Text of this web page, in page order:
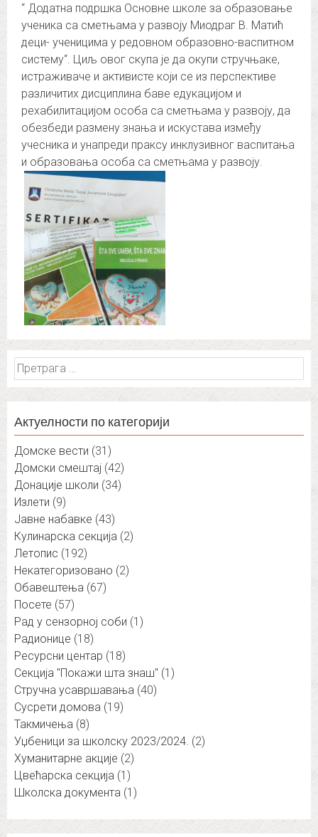
“ Додатна подршка Основне школе за образовање
ученика са сметњама у развоју Миодраг В. Матић
деци- ученицима у редовном образовно-васпитном
систему“. Циљ овог скупа је да окупи стручњаке,
истраживаче и активисте који се из перспективе
различитих дисциплина баве едукацијом и
рехабилитацијом особа са сметњама у развоју, да
обезбеди размену знања и искустава између
учесника и унапреди праксу инклузивног васпитања
и образовања особа са сметњама у развоју.
Претрага
за:
Актуелности по категорији
Домске вести (31)
Домски смештај (42)
Донације школи (34)
Излети (9)
Јавне набавке (43)
Кулинарска секција (2)
Летопис (192)
Некатегоризовано (2)
Обавештења (67)
Посете (57)
Рад у сензорној соби (1)
Радионице (18)
Ресурсни центар (18)
Секција "Покажи шта знаш" (1)
Стручна усавршавања (40)
Сусрети домова (19)
Такмичења (8)
Уџбеници за школску 2023/2024. (2)
Хуманитарне акције (2)
Цвећарска секција (1)
Школска документа (1)